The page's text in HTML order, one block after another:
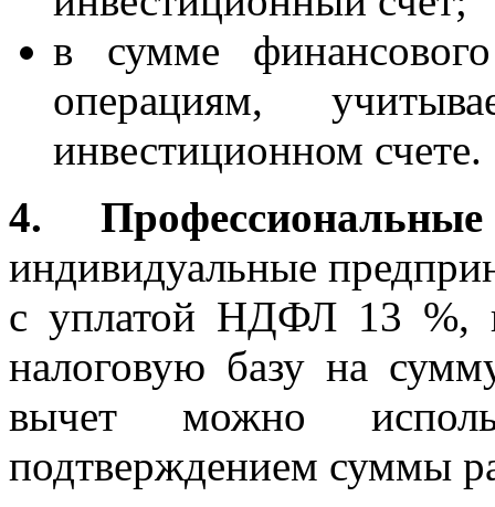
в сумме
операциям,
инвестиционном счете.
4. Профессиональные
индивидуальные
с уплатой НДФЛ 13 %,
налоговую базу на
вычет можно
подтверждением суммы